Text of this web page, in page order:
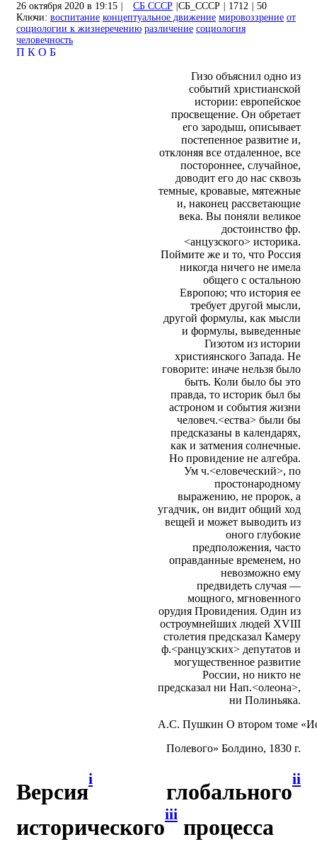
26 октября 2020 в 19:15 СБ СССР СБ_СССР 1712
50
Ключи: воспитание концептуальное движение мировоззрение от
социологии к жизнеречению различение социология
человечность
П К О Б
Гизо объяснил одно из
событий христианской
истории: европейское
просвещение. Он обретает
его зародыш, описывает
постепенное развитие и,
отклоняя все отдаленное, все
постороннее, случайное,
доводит его до нас сквозь
темные, кровавые, мятежные
и, наконец рассветающие
века. Вы поняли великое
достоинство фр.
<анцузского> историка.
Поймите же и то, что Россия
никогда ничего не имела
общего с остальною
Европою; что история ее
требует другой мысли,
другой формулы, как мысли
и формулы, выведенные
Гизотом из истории
християнского Запада. Не
говорите: иначе нельзя было
быть. Коли было бы это
правда, то историк был бы
астроном и события жизни
человеч.<ества> были бы
предсказаны в календарях,
как и затмения солнечные.
Но провидение не алгебра.
Ум ч.<еловеческий>, по
простонародному
выражению, не пророк, а
угадчик, он видит общий ход
вещей и может выводить из
оного глубокие
предположения, часто
оправданные временем, но
невозможно ему
предвидеть случая —
мощного, мгновенного
орудия Провидения. Один из
остроумнейших людей XVIII
столетия предсказал Камеру
ф.<ранцузских> депутатов и
могущественное развитие
России, но никто не
предсказал ни Нап.<олеона>,
ни Полиньяка.
А.С. Пушкин О втором томе
Полевого» Болдино, 1830 г.
Версия
i
глобального
ii
исторического
iii
процесса